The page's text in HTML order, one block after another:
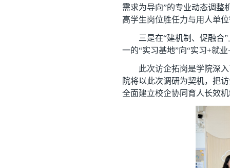
需求为导向”的专业动态调整
高学生岗位胜任力与用人单
三是在“建机制、促融合
一的“实习基地”向“实习+就
此次访企拓岗是学院深
院将以此次调研为契机，把
全面建立校企协同育人长效